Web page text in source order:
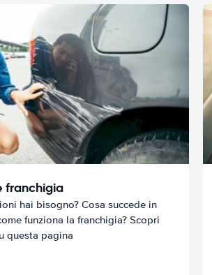
franchigia
hai bisogno? Cosa succede in
funziona la franchigia? Scopri
questa pagina